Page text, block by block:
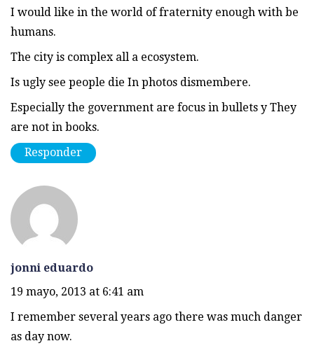
I would like in the world of fraternity enough with be
humans.
The city is complex all a ecosystem.
Is ugly see people die In photos dismembere.
Especially the government are focus in bullets y They
are not in books.
Responder
jonni eduardo
19 mayo, 2013 at 6:41 am
I remember several years ago there was much danger
as day now.